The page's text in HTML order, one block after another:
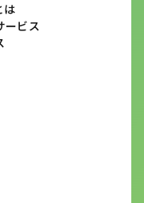
は
ービス